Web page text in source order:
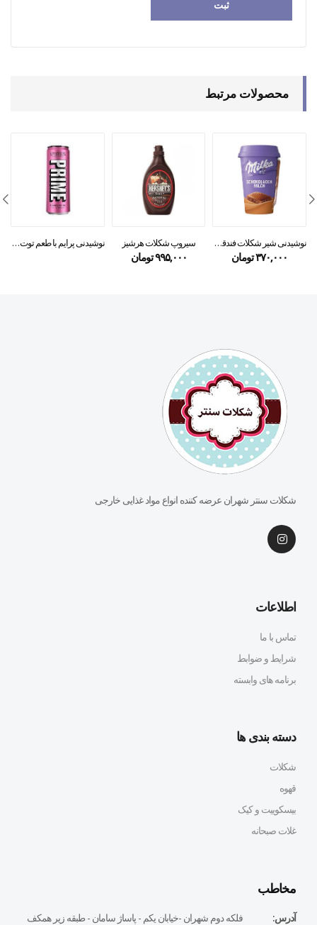
محصولات مرتبط
نوشیدنی شیر شکلات فندقی میلکا ۲۲۰ میل
۳۷۰,۰۰۰تومان
سیروپ شکلات هرشیز
۹۹۵,۰۰۰تومان
نوشیدنی پرایم با طعم توت فرنگی وهندوانه ۳۳۰ میل
شکلات سنتر شهران عرضه کننده انواع مواد غذایی خارجی
اطلاعات
تماس با ما
شرایط و ضوابط
برنامه های وابسته
دسته بندی ها
شکلات
قهوه
بیسکوییت و کیک
غلات صبحانه
مخاطب
آدرس: فلكه دوم شهران -خيابان يكم - پاساژ سامان - طبقه زير همكف